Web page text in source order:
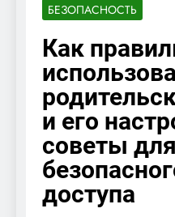
БЕЗОПАСНОСТЬ
Как
и его
советы для
доступа